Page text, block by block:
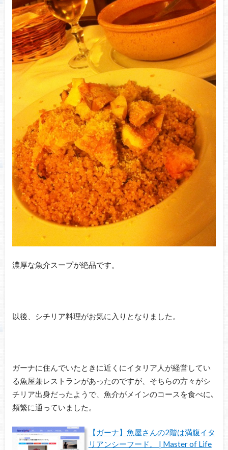
濃厚な魚介スープが絶品です。
以後、シチリア料理がお気に入りとなりました。
ガーナに住んでいたときに近くにイタリア人が経営してい
る魚屋兼レストランがあったのですが、そちらの方々がシ
チリア出身だったようで、魚介がメインのコースを食べに､
頻繁に通っていました。
【ガーナ】魚屋さんの2階は満腹イタ
リアンシーフード。 | Master of Life